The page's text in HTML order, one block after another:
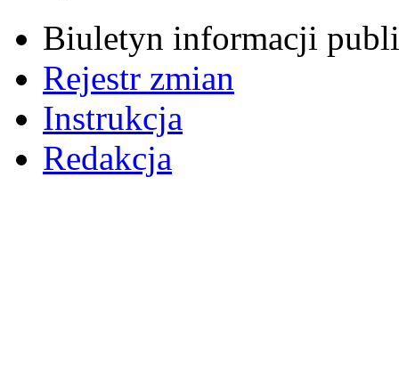
Biuletyn informacji
Rejestr zmian
Instrukcja
Redakcja